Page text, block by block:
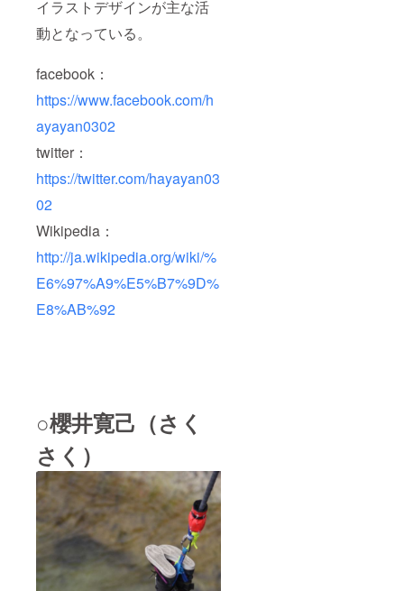
イラストデザインが主な活
動となっている。
facebook：
https://www.facebook.com/h
ayayan0302
twitter：
https://twitter.com/hayayan03
02
Wikipedia：
http://ja.wikipedia.org/wiki/%
E6%97%A9%E5%B7%9D%
E8%AB%92
○櫻井寛己（さく
さく）